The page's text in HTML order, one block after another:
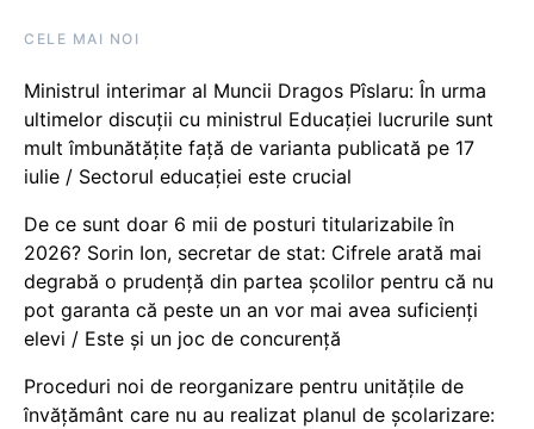
CELE MAI NOI
Ministrul interimar al Muncii Dragos Pîslaru: În urma
ultimelor discuții cu ministrul Educației lucrurile sunt
mult îmbunătățite față de varianta publicată pe 17
iulie / Sectorul educației este crucial
De ce sunt doar 6 mii de posturi titularizabile în
2026? Sorin Ion, secretar de stat: Cifrele arată mai
degrabă o prudență din partea școlilor pentru că nu
pot garanta că peste un an vor mai avea suficienți
elevi / Este și un joc de concurență
Proceduri noi de reorganizare pentru unitățile de
învățământ care nu au realizat planul de școlarizare: